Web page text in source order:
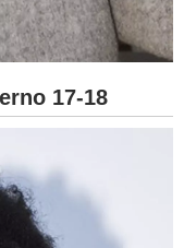
17-18